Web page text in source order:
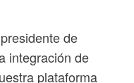
de
integración de
plataforma